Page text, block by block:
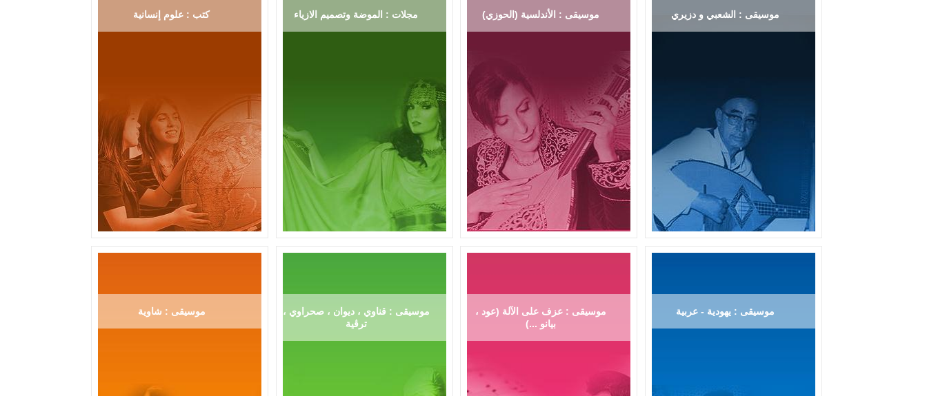
كتب : علوم إنسانية مجلات : الموضة وتصميم الازياء موسيقى : الأندلسية (الحوزي) موسيقى : الشعبي و دزيري
موسيقى : شاوية
موسيقى : قناوي ، ديوان ، صحراوي ،
ترڨية
موسيقى : عزف على الآلة (عود ،
بيانو ...)
موسيقى : يهودية - عربية